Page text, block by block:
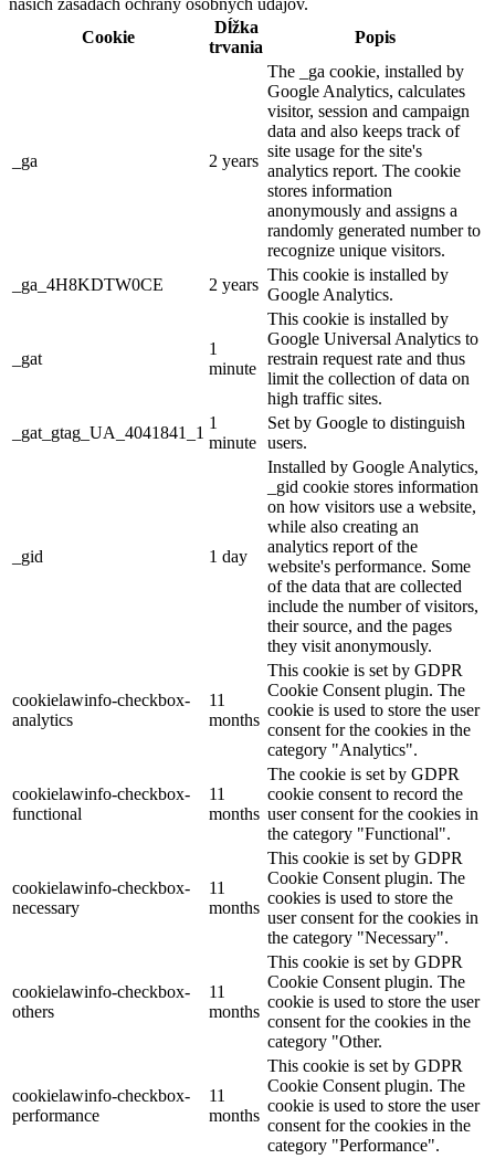
našich zásadách ochrany osobných údajov.
Cookie
Dĺžka
trvania
Popis
_ga 2 years
The _ga cookie, installed by
Google Analytics, calculates
visitor, session and campaign
data and also keeps track of
site usage for the site's
analytics report. The cookie
stores information
anonymously and assigns a
randomly generated number to
recognize unique visitors.
_ga_4H8KDTW0CE
2 years
This cookie is installed by
Google Analytics.
_gat
1
minute
This cookie is installed by
Google Universal Analytics to
restrain request rate and thus
limit the collection of data on
high traffic sites.
_gat_gtag_UA_4041841_1
1
minute
Set by Google to distinguish
users.
_gid 1 day
Installed by Google Analytics,
_gid cookie stores information
on how visitors use a website,
while also creating an
analytics report of the
website's performance. Some
of the data that are collected
include the number of visitors,
their source, and the pages
they visit anonymously.
cookielawinfo-checkbox-
analytics
11
months
This cookie is set by GDPR
Cookie Consent plugin. The
cookie is used to store the user
consent for the cookies in the
category "Analytics".
cookielawinfo-checkbox-
functional
11
months
The cookie is set by GDPR
cookie consent to record the
user consent for the cookies in
the category "Functional".
cookielawinfo-checkbox-
necessary
11
months
This cookie is set by GDPR
Cookie Consent plugin. The
cookies is used to store the
user consent for the cookies in
the category "Necessary".
cookielawinfo-checkbox-
others
11
months
This cookie is set by GDPR
Cookie Consent plugin. The
cookie is used to store the user
consent for the cookies in the
category "Other.
cookielawinfo-checkbox-
performance
11
months
This cookie is set by GDPR
Cookie Consent plugin. The
cookie is used to store the user
consent for the cookies in the
category "Performance".